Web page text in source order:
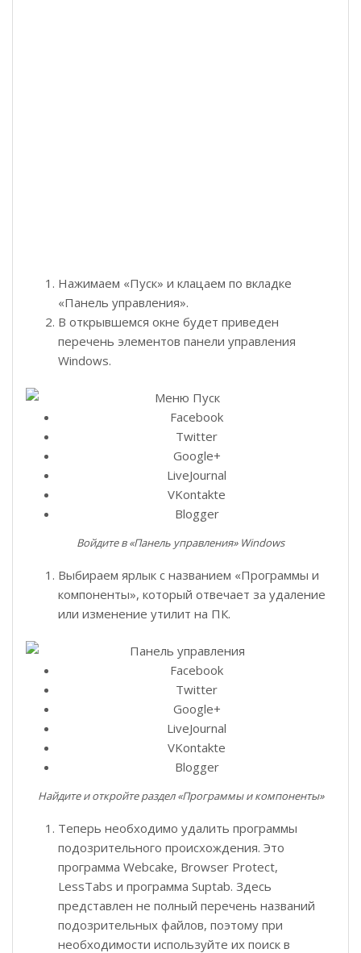
Нажимаем «Пуск» и клацаем по вкладке
«Панель управления».
В открывшемся окне будет приведен
перечень элементов панели управления
Windows.
Facebook
Twitter
Google+
LiveJournal
VKontakte
Blogger
Войдите в «Панель управления» Windows
Выбираем ярлык с названием «Программы и
компоненты», который отвечает за удаление
или изменение утилит на ПК.
Facebook
Twitter
Google+
LiveJournal
VKontakte
Blogger
Найдите и откройте раздел «Программы и компоненты»
Теперь необходимо удалить программы
подозрительного происхождения. Это
программа Webcake, Browser Protect,
LessTabs и программа Suptab. Здесь
представлен не полный перечень названий
подозрительных файлов, поэтому при
необходимости используйте их поиск в